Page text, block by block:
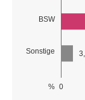
BSW
Sonstige
0
%